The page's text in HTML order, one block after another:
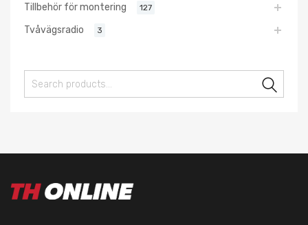
Tillbehör för montering 127
Tvåvägsradio 3